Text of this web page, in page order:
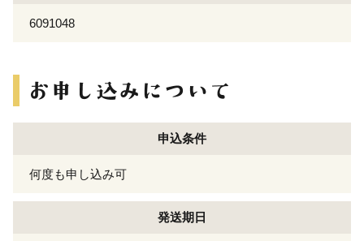
6091048
申込条件
何度も申し込み可
発送期日